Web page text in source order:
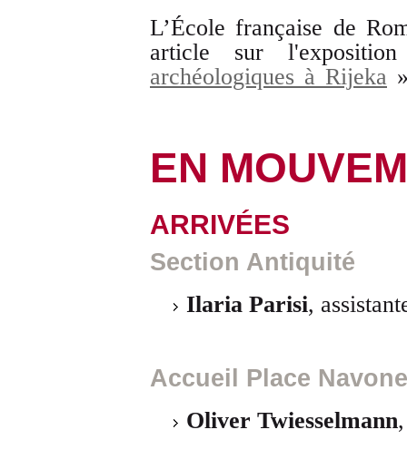
L’École française de
article sur
archéologiques à Rijeka
EN
ARRIVÉES
Section Antiquité
Ilaria Parisi,
Accueil Place Navone
Oliver Twiesselmann